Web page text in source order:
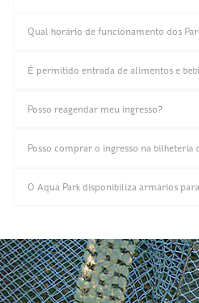
Qual horário de funcionamento dos
11h às 17h.
É permitido entrada de alimentos e
menos que você tenha restrições
Posso reagendar meu ingresso?
ingresso esteja dentro da validade
Posso comprar o ingresso na bilheteria
podem ser diferentes do preço
O Aqua Park disponibiliza armários
No ato do aluguel, você também
"caução garantia" de R$25, que
momento da devolução das
consumo. Lembrando que o
à disponibilidade.